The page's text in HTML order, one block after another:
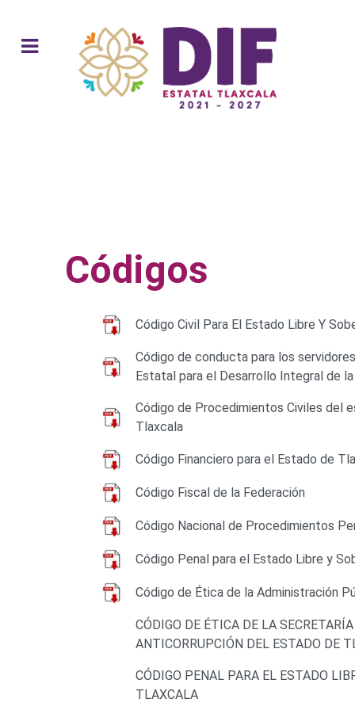
Códigos
Código Civil Para El Estado Libre Y
Código de conducta para los
Estatal para el Desarrollo Integral de la
Código de Procedimientos Civiles del
Tlaxcala
Código Financiero para el Estado de
Código Fiscal de la Federación
Código Nacional de Procedimientos
Código Penal para el Estado Libre y
Código de Ética de la Administración
CÓDIGO DE ÉTICA DE LA
ANTICORRUPCIÓN DEL ESTADO DE
CÓDIGO PENAL PARA EL ESTADO
TLAXCALA